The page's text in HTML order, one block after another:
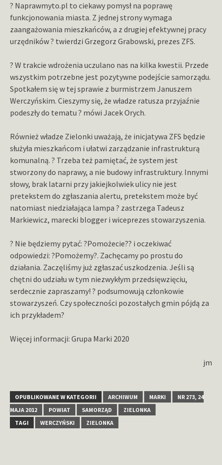
? Naprawmyto.pl to ciekawy pomysł na poprawę
funkcjonowania miasta. Z jednej strony wymaga
zaangażowania mieszkańców, a z drugiej efektywnej pracy
urzędników ? twierdzi Grzegorz Grabowski, prezes ZFS.
? W trakcie wdrożenia uczulano nas na kilka kwestii. Przede
wszystkim potrzebne jest pozytywne podejście samorządu.
Spotkałem się w tej sprawie z burmistrzem Januszem
Werczyńskim. Cieszymy się, że władze ratusza przyjaźnie
podeszły do tematu ? mówi Jacek Orych.
Również władze Zielonki uważają, że inicjatywa ZFS będzie
służyła mieszkańcom i ułatwi zarządzanie infrastrukturą
komunalną. ? Trzeba też pamiętać, że system jest
stworzony do naprawy, a nie budowy infrastruktury. Innymi
słowy, brak latarni przy jakiejkolwiek ulicy nie jest
pretekstem do zgłaszania alertu, pretekstem może być
natomiast niedziałająca lampa ? zastrzega Tadeusz
Markiewicz, marecki blogger i wiceprezes stowarzyszenia.
? Nie będziemy pytać: ?Pomożecie?? i oczekiwać
odpowiedzi: ?Pomożemy?. Zachęcamy po prostu do
działania. Zaczęliśmy już zgłaszać uszkodzenia. Jeśli są
chętni do udziału w tym niezwykłym przedsięwzięciu,
serdecznie zapraszamy! ? podsumowują członkowie
stowarzyszeń. Czy społeczności pozostałych gmin pójdą za
ich przykładem?
Więcej informacji: Grupa Marki 2020
jm
OPUBLIKOWANE W KATEGORII ARCHIWUM MARKI
NR 273, 24
MAJA 2012
POWIAT SAMORZĄD
ZIELONKA
TAGI
WERCZYŃSKI ZIELONKA